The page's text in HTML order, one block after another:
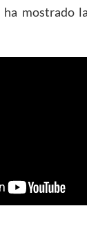
ha mostrado